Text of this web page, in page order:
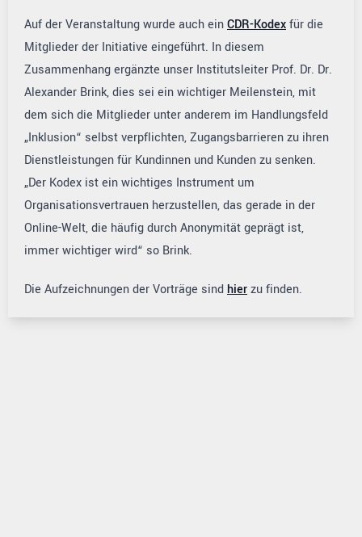
Auf der Veranstaltung wurde auch einCDR-Kodexfür die
Mitglieder der Initiative eingeführt. In diesem
Zusammenhang ergänzte unser Institutsleiter Prof. Dr. Dr.
Alexander Brink, dies sei ein wichtiger Meilenstein, mit
dem sich die Mitglieder unter anderem im Handlungsfeld
„Inklusion“ selbst verpflichten, Zugangsbarrieren zu ihren
Dienstleistungen für Kundinnen und Kunden zu senken.
„Der Kodex ist ein wichtiges Instrument um
Organisationsvertrauen herzustellen, das gerade in der
Online-Welt, die häufig durch Anonymität geprägt ist,
immer wichtiger wird“ so Brink.
Die Aufzeichnungen der Vorträge sind hierzu finden.